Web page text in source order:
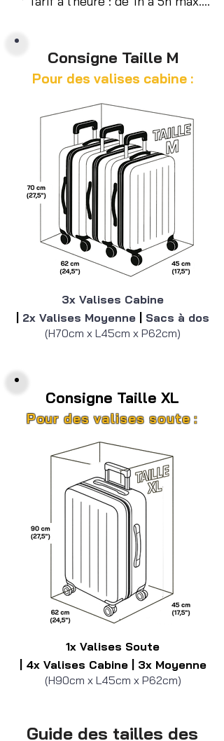
En cas de retard, payez le temps
additionnel au retrait (par /h).
Réservation en Ligne possible
ou paiement sur place.
+5€/jour (M)
+7€/jour (XL)
Paiement par carte bancaire
Consigne Taille M
Pour des valises cabine :
3x Valises Cabine
2x Valises Moyenne
Sacs à dos
(H70cm x L45cm x P62cm)
Consigne Taille XL
Pour des valises soute :
1x Valises Soute
| 4x Valises Cabine
| 3x Moyenne
(H90cm x L45cm x P62cm)
Guide des tailles des